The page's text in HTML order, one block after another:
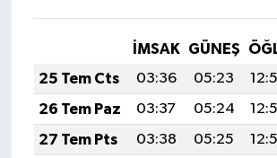
İMSAK GÜNEŞ
25 Tem Cts
03:36 05:23
26 Tem Paz
03:37 05:24
27 Tem Pts
03:38 05:25